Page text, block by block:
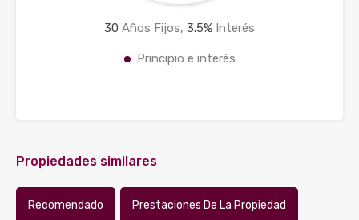
30 Años Fijos, 3.5% Interés
Principio e interés
Propiedades similares
Recomendado Prestaciones De La Propiedad